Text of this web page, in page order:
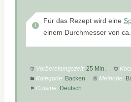
Für das Rezept wird eine
einem Durchmesser von
Vorbereitungszeit: 25 Min.
Kategorie: Backen Methode:
Cuisine: Deutsch